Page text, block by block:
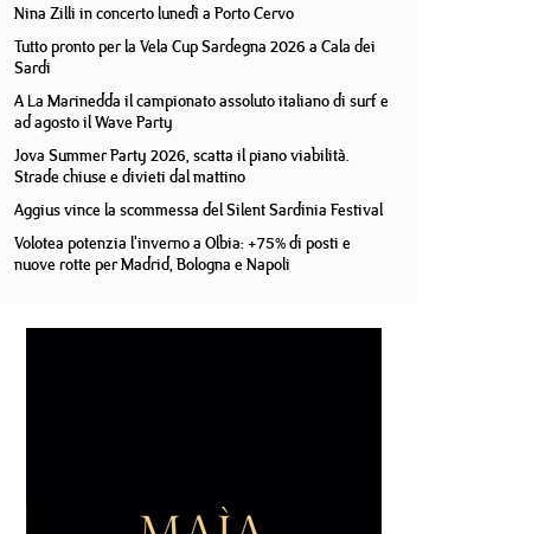
Nina Zilli in concerto lunedì a Porto Cervo
Tutto pronto per la Vela Cup Sardegna 2026 a Cala dei
Sardi
A La Marinedda il campionato assoluto italiano di surf e
ad agosto il Wave Party
Jova Summer Party 2026, scatta il piano viabilità.
Strade chiuse e divieti dal mattino
Aggius vince la scommessa del Silent Sardinia Festival
Volotea potenzia l'inverno a Olbia: +75% di posti e
nuove rotte per Madrid, Bologna e Napoli